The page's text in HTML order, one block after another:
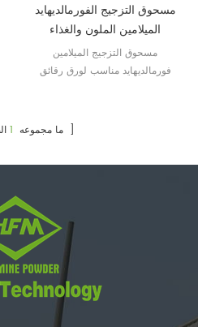
مسحوق التزجيج الفورمالديهايد
الميلامين الملون والغذاء
مسحوق التزجيج الميلامين
فورمالديهايد مناسب لورق رقائق
[ ما مجموعه 1 الصفحات ]